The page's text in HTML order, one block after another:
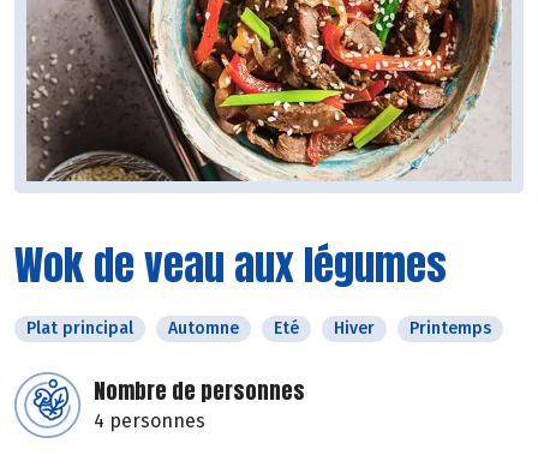
Wok de veau aux légumes
Plat principal Automne Eté Hiver Printemps
Nombre de personnes
4 personnes